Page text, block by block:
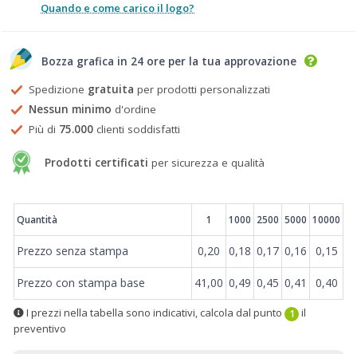
Quando e come carico il logo?
Bozza grafica in 24 ore per la tua approvazione
Spedizione gratuita per prodotti personalizzati
Nessun minimo d'ordine
Più di 75.000 clienti soddisfatti
Prodotti certificati per sicurezza e qualità
Prezzi
Quantità 1 1000 2500 5000 10000
Prezzo senza stampa 0,20 0,18 0,17 0,16 0,15
Prezzo con stampa base 41,00 0,49 0,45 0,41 0,40
I prezzi nella tabella sono indicativi, calcola dal punto 1 il
preventivo